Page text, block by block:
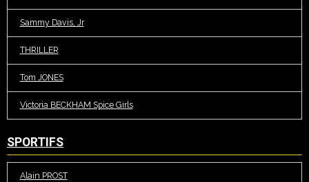
Sammy Davis, Jr
THRILLER
Tom JONES
Victoria BECKHAM Spice Girls
SPORTIFS
Alain PROST